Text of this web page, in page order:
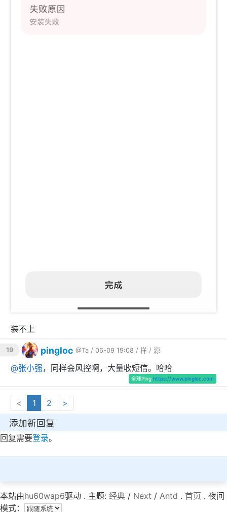
装不上
19 pingloc @Ta / 06-09 19:08 / 样 / 源
@张小强，同样会风控啊，大量收短信。哈哈
全球Ping https://www.pingloc.com
< 1 2 >
添加新回复
回复需要登录。
本站由hu60wap6驱动 . 主题: 经典 / Next / Antd . 首页 . 夜间
模式：